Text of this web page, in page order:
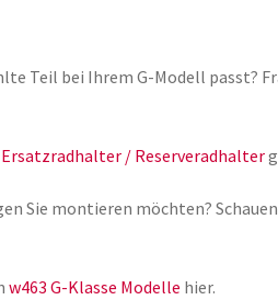
Teil bei Ihrem G-Modell passt?
Ersatzradhalter / Reserveradhalter
Sie montieren möchten?
w463 G-Klasse Modelle hier.